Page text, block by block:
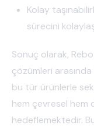
Kolay
sürecini
Sonuç olarak,
çözümleri
bu tür ürünlerle
hem çevresel hem
hedeflemektedir.